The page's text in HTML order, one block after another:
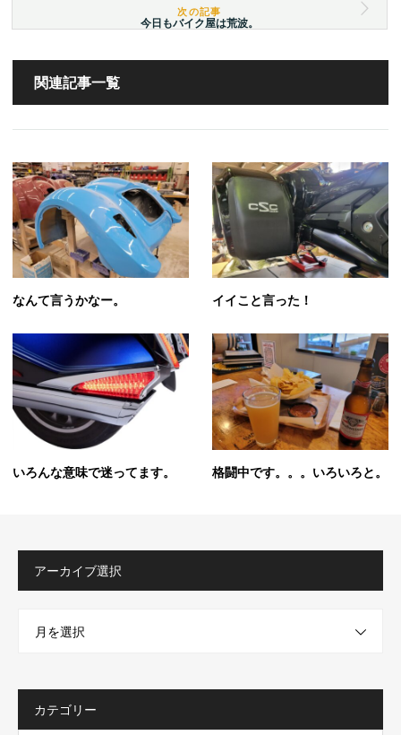
今日もバイク屋は荒波。
関連記事一覧
なんて言うかなー。 イイこと言った！
いろんな意味で迷ってます。 格闘中です。。。いろいろと。
アーカイブ選択
月を選択
カテゴリー